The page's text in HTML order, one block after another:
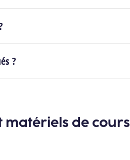
?
matériels de cours